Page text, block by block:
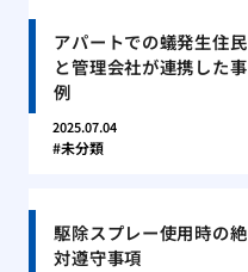
アパートでの蟻発生住民
と管理会社が連携した事
例
2025.07.04
未分類
駆除スプレー使用時の絶
対遵守事項